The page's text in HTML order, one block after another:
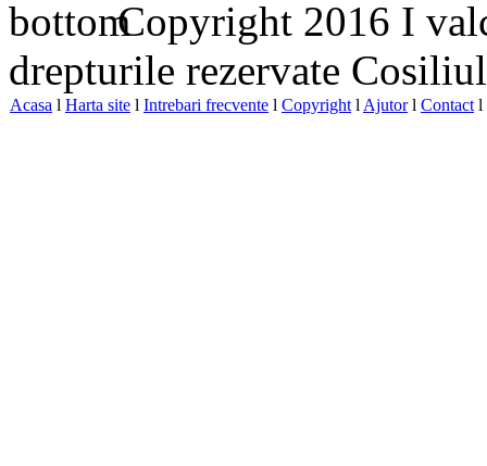
Copyright 2016 I
drepturile rezervate
Acasa l Harta site l Intrebari frecvente l Copyright l Ajutorl Contact l